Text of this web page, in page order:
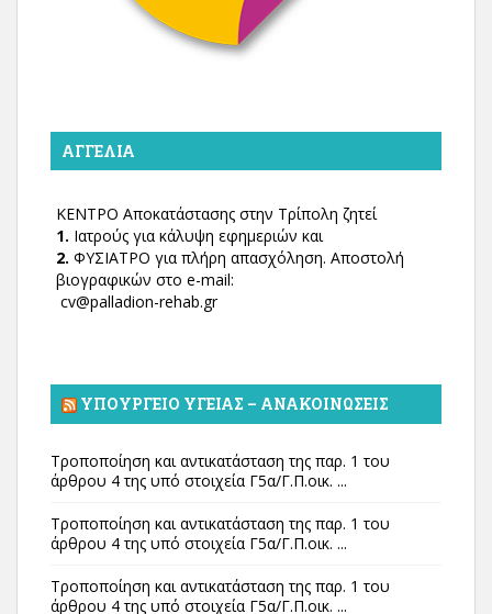
ΑΓΓΕΛΊΑ
ΚΕΝΤΡΟ Αποκατάστασης στην Τρίπολη ζητεί
1. Ιατρούς για κάλυψη εφημεριών και
2. ΦΥΣΙΑΤΡΟ για πλήρη απασχόληση. Αποστολή
βιογραφικών στο e-mail:
cv@palladion-rehab.gr
ΥΠΟΥΡΓΕΊΟ ΥΓΕΊΑΣ – ΑΝΑΚΟΙΝΏΣΕΙΣ
Τροποποίηση και αντικατάσταση της παρ. 1 του
άρθρου 4 της υπό στοιχεία Γ5α/Γ.Π.οικ. ...
Τροποποίηση και αντικατάσταση της παρ. 1 του
άρθρου 4 της υπό στοιχεία Γ5α/Γ.Π.οικ. ...
Τροποποίηση και αντικατάσταση της παρ. 1 του
άρθρου 4 της υπό στοιχεία Γ5α/Γ.Π.οικ. ...